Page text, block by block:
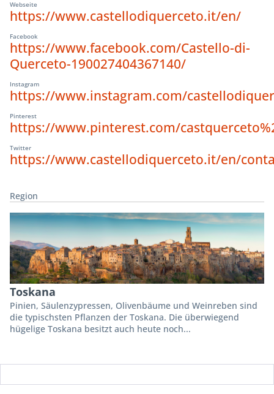
Webseite
https://www.castellodiquerceto.it/en/
Facebook
https://www.facebook.com/Castello-di-
Querceto-190027404367140/
Instagram
https://www.instagram.com/
Pinterest
https://www.pinterest.com/
Twitter
https://www.castellodiquerceto.it/en/
Region
Toskana
Pinien, Säulenzypressen, Olivenbäume und Weinreben sind
die typischsten Pflanzen der Toskana. Die überwiegend
hügelige Toskana besitzt auch heute noch...